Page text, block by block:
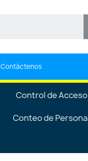
Contáctenos
Control de Acceso
Conteo de